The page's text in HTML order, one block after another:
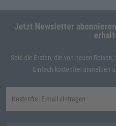
Jetzt Newsletter
Seid die Ersten, die von neuen
Einfach kostenfrei anmelden